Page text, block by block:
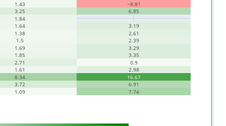
1.43
−8.81
3.25
6.85
1.84
1.64
3.19
1.38
2.61
1.5
2.39
1.69
3.29
1.85
3.35
2.71
0.9
1.61
2.98
8.34
16.67
3.72
6.91
1.09 7.74